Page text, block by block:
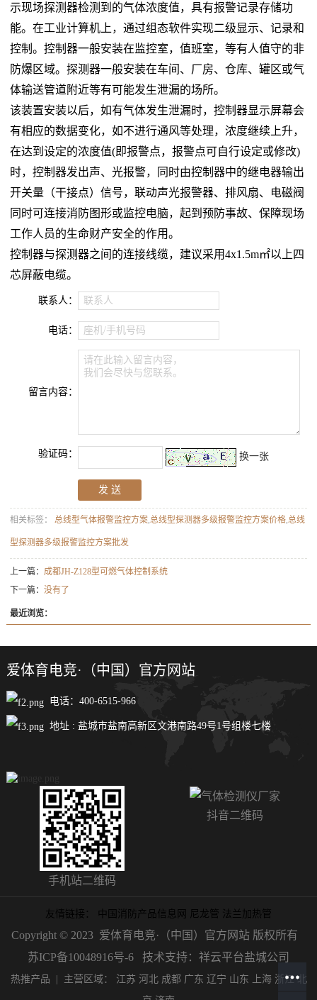
示现场探测器检测到的气体浓度值，具有报警记录存储功
能。在工业计算机上，通过组态软件实现二级显示、记录和
控制。控制器一般安装在监控室，值班室，等有人值守的非
防爆区域。探测器一般安装在车间、厂房、仓库、罐区或气
体输送管道附近等有可能发生泄漏的场所。
该装置安装以后，如有气体发生泄漏时，控制器显示屏幕会
有相应的数据变化，如不进行通风等处理，浓度继续上升，
在达到设定的浓度值(即报警点，报警点可自行设定或修改)
时，控制器发出声、光报警，同时由控制器中的继电器输出
开关量（干接点）信号，联动声光报警器、排风扇、电磁阀
同时可连接消防图形或监控电脑，起到预防事故、保障现场
工作人员的生命财产安全的作用。
控制器与探测器之间的连接线缆，建议采用4x1.5m㎡以上四
芯屏蔽电缆。
联系人： 联系人
电话： 座机/手机号码
留言内容：
请在此输入留言内容，
我们会尽快与您联系。
验证码： 换一张
相关标签： 总线型气体报警监控方案, 总线型探测器多级报警监控方案价格, 总线
型探测器多级报警监控方案批发
上一篇： 成都JH-Z128型可燃气体控制系统
下一篇： 没有了
最近浏览：
爱体育电竞·（中国）官方网站
电话：400-6515-966
地址 : 盐城市盐南高新区文港南路49号1号组楼七楼
手机站二维码
抖音二维码
友情链接： 中国消防产品信息网 尼龙管 法兰加热管
Copyright © 2023 爱体育电竞·（中国）官方网站 版权所有
苏ICP备10048916号-6
技术支持：祥云平台盐城公司
热推产品 | 主营区域： 江苏 河北 成都 广东 辽宁 山东 上海 浙江 北